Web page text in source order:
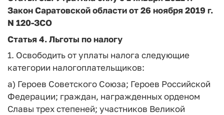
Закон Саратовской области от 26 ноября 2019 г.
N 120-ЗСО
Статья 4. Льготы по налогу
1. Освободить от уплаты налога следующие
категории налогоплательщиков:
а) Героев Советского Союза; Героев Российской
Федерации; граждан, награжденных орденом
Славы трех степеней; участников Великой